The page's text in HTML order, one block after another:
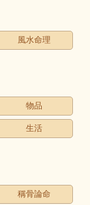
風水命理
物品
生活
稱骨論命